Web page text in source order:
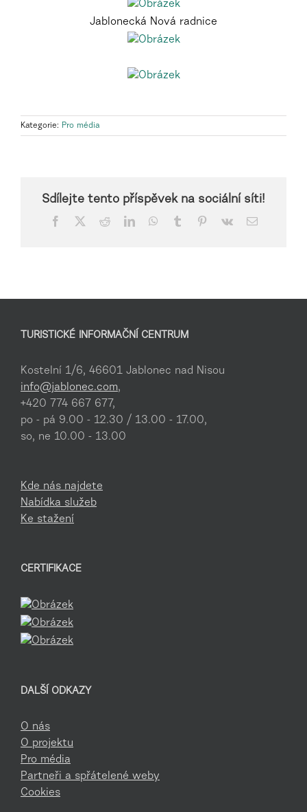
Jablonecká Nová radnice
Kategorie: Pro média
Sdílejte tento příspěvek na sociální síti!
Facebook RedditLinkedInWhatsApp
Tumblr Pinterest
Vk
E-
TURISTICKÉ INFORMAČNÍ CENTRUM
Kostelní 1/6, 46601 Jablonec nad Nisou
info@jablonec.com,
+420 774 667 677,
po - pá 9.00 - 12.30 / 13.00 - 17.00,
so, ne 10.00 - 13.00
Kde nás najdete
Nabídka služeb
Ke stažení
CERTIFIKACE
DALŠÍ ODKAZY
O nás
O projektu
Pro média
Partneři a spřátelené weby
Cookies